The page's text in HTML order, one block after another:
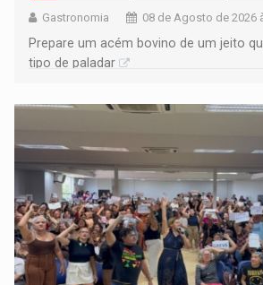
Gastronomia 08 de Agosto de 2026
Prepare um acém bovino de um jeito
tipo de paladar